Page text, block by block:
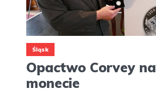
Śląsk
Opactwo Corvey na
monecie